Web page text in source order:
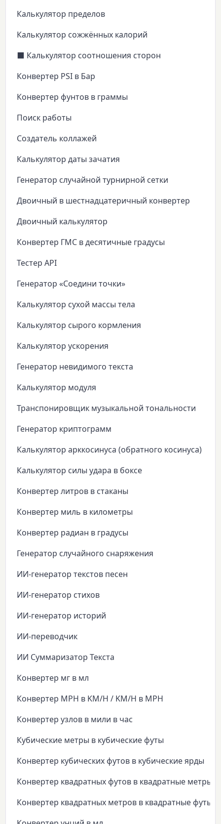
Калькулятор пределов
Калькулятор сожжённых калорий
⬛ Калькулятор соотношения сторон
Конвертер PSI в Бар
Конвертер фунтов в граммы
Поиск работы
Создатель коллажей
Калькулятор даты зачатия
Генератор случайной турнирной сетки
Двоичный в шестнадцатеричный конвертер
Двоичный калькулятор
Конвертер ГМС в десятичные градусы
Тестер API
Генератор «Соедини точки»
Калькулятор сухой массы тела
Калькулятор сырого кормления
Калькулятор ускорения
Генератор невидимого текста
Калькулятор модуля
Транспонировщик музыкальной тональности
Генератор криптограмм
Калькулятор арккосинуса (обратного косинуса)
Калькулятор силы удара в боксе
Конвертер литров в стаканы
Конвертер миль в километры
Конвертер радиан в градусы
Генератор случайного снаряжения
ИИ-генератор текстов песен
ИИ-генератор стихов
ИИ-генератор историй
ИИ-переводчик
ИИ Суммаризатор Текста
Конвертер мг в мл
Конвертер MPH в KM/H / KM/H в MPH
Конвертер узлов в мили в час
Кубические метры в кубические футы
Конвертер кубических футов в кубические ярды
Конвертер квадратных футов в квадратные метры
Конвертер квадратных метров в квадратные футы